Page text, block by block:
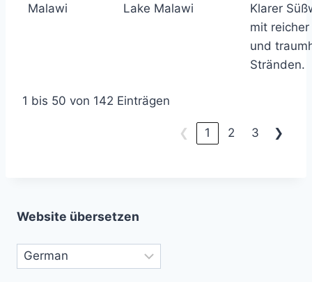
Malawi Lake Malawi
Klarer
mit
und
Stränden.
1 bis 50 von 142 Einträgen
❮ 1 2 3 ❯
Website übersetzen